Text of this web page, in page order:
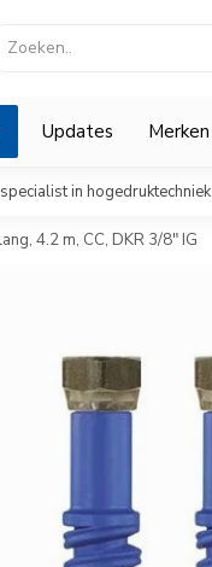
Updates Merken
in hogedruktechniek
4.2 m, CC, DKR 3/8" IG